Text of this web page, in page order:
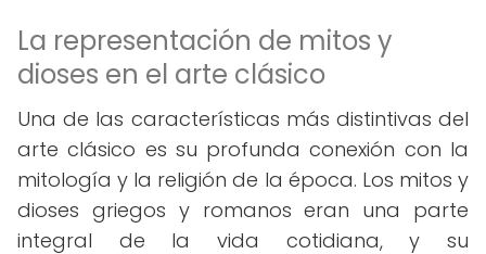
La representación de mitos y
dioses en el arte clásico
Una de las características más distintivas del
arte clásico es su profunda conexión con la
mitología y la religión de la época. Los mitos y
dioses griegos y romanos eran una parte
integral de la vida cotidiana, y su